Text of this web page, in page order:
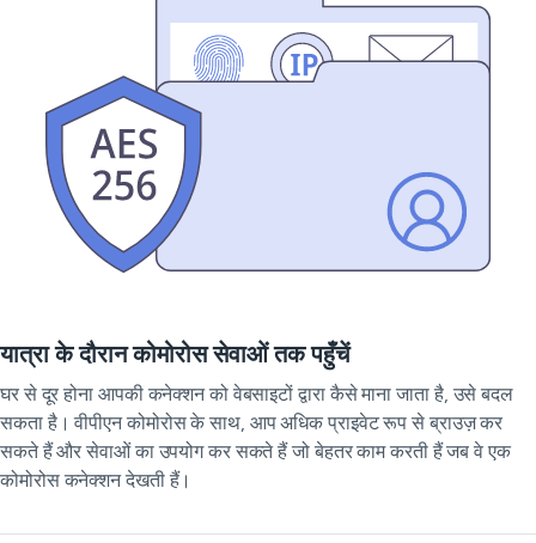
यात्रा के दौरान कोमोरोस सेवाओं तक पहुँचें
घर से दूर होना आपकी कनेक्शन को वेबसाइटों द्वारा कैसे माना जाता है, उसे बदल
सकता है। वीपीएन कोमोरोस के साथ, आप अधिक प्राइवेट रूप से ब्राउज़ कर
सकते हैं और सेवाओं का उपयोग कर सकते हैं जो बेहतर काम करती हैं जब वे एक
कोमोरोस कनेक्शन देखती हैं।